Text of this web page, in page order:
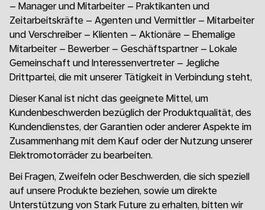
– Manager und Mitarbeiter – Praktikanten und
Zeitarbeitskräfte – Agenten und Vermittler – Mitarbeiter
und Verschreiber – Klienten – Aktionäre – Ehemalige
Mitarbeiter – Bewerber – Geschäftspartner – Lokale
Gemeinschaft und Interessenvertreter – Jegliche
Drittpartei, die mit unserer Tätigkeit in Verbindung steht,
Dieser Kanal ist nicht das geeignete Mittel, um
Kundenbeschwerden bezüglich der Produktqualität, des
Kundendienstes, der Garantien oder anderer Aspekte im
Zusammenhang mit dem Kauf oder der Nutzung unserer
Elektromotorräder zu bearbeiten.
Bei Fragen, Zweifeln oder Beschwerden, die sich speziell
auf unsere Produkte beziehen, sowie um direkte
Unterstützung von Stark Future zu erhalten, bitten wir